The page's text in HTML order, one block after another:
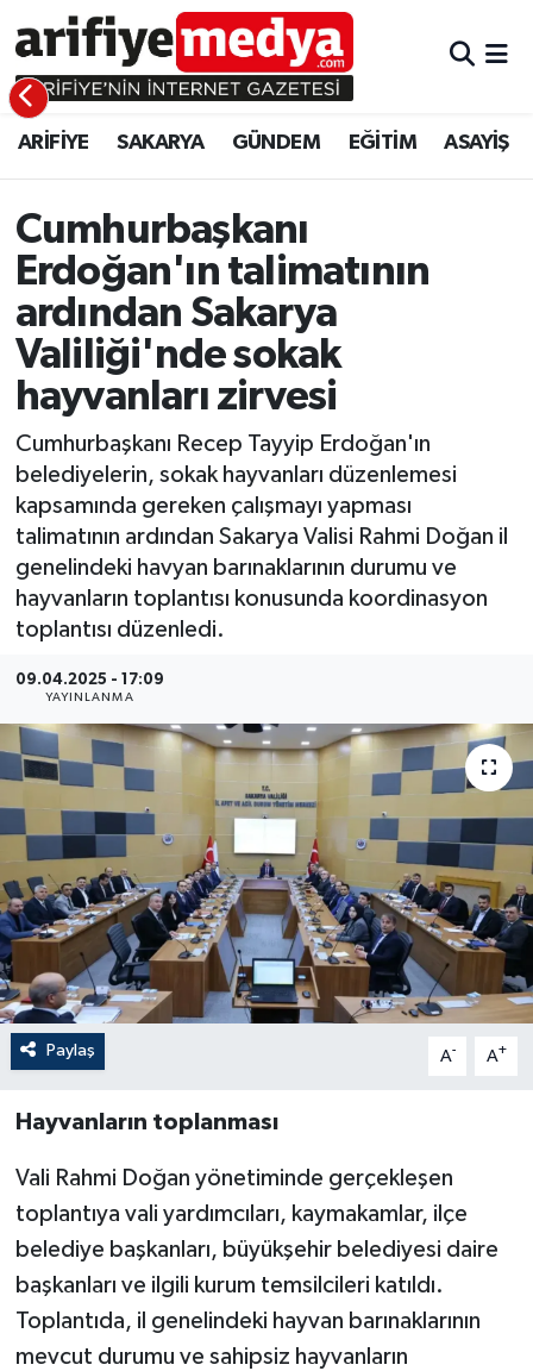
ARİFİYE SAKARYA GÜNDEM EĞİTİM ASAYİŞ
Cumhurbaşkanı
Erdoğan'ın talimatının
ardından Sakarya
Valiliği'nde sokak
hayvanları zirvesi
Cumhurbaşkanı Recep Tayyip Erdoğan'ın
belediyelerin, sokak hayvanları düzenlemesi
kapsamında gereken çalışmayı yapması
talimatının ardından Sakarya Valisi Rahmi Doğan il
genelindeki havyan barınaklarının durumu ve
hayvanların toplantısı konusunda koordinasyon
toplantısı düzenledi.
09.04.2025 - 17:09
YAYINLANMA
Paylaş A- A+
Hayvanların toplanması
Vali Rahmi Doğan yönetiminde gerçekleşen
toplantıya vali yardımcıları, kaymakamlar, ilçe
belediye başkanları, büyükşehir belediyesi daire
başkanları ve ilgili kurum temsilcileri katıldı.
Toplantıda, il genelindeki hayvan barınaklarının
mevcut durumu ve sahipsiz hayvanların
ARİFİYE
SAKARYA
GÜNDEM
EĞİTİM
ASAYİŞ
EKONOMİ
ARİFİYE
GÜNDEM
EĞİTİM
EKONOMİ
ASAYİŞ
Sakarya Hava Durumu
Sakarya Namaz Vakitleri
Sakarya Trafik Yoğunluk Haritası
Süper Lig Puan Durumu ve Fikstür
Tüm Manşetler
Son Dakika Haberleri
Haber Arşivi